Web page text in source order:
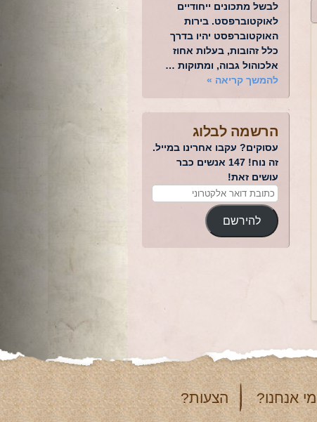
לבשל מתכונים ייחודיים
לאוקטוברפסט. בירות
האוקטוברפסט יהיו בדרך
כלל זהובות, בעלות אחוז
אלכוהול גבוה, ומתוקות …
להמשך קריאה »
הרשמה לבלוג
עסוקים? עקבו אחרינו במייל.
זה נוח! 147 אנשים כבר
עושים זאת!
להירשם
מי אנחנו? הצעות?